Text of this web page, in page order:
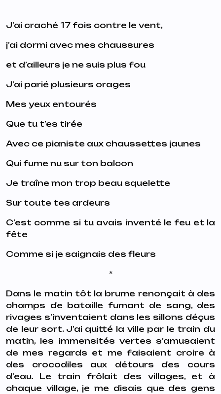
J’ai craché 17 fois contre le vent,
j’ai dormi avec mes chaussures
et d’ailleurs je ne suis plus fou
J’ai parié plusieurs orages
Mes yeux entourés
Que tu t’es tirée
Avec ce pianiste aux chaussettes jaunes
Qui fume nu sur ton balcon
Je traîne mon trop beau squelette
Sur toute tes ardeurs
C’est comme si tu avais inventé le feu et la
fête
Comme si je saignais des fleurs
*
Dans le matin tôt la brume renonçait à des
champs de bataille fumant de sang, des
rivages s’inventaient dans les sillons déçus
de leur sort. J’ai quitté la ville par le train du
matin, les immensités vertes s’amusaient
de mes regards et me faisaient croire à
des crocodiles aux détours des cours
d’eau. Le train frôlait des villages, et à
chaque village, je me disais que des gens